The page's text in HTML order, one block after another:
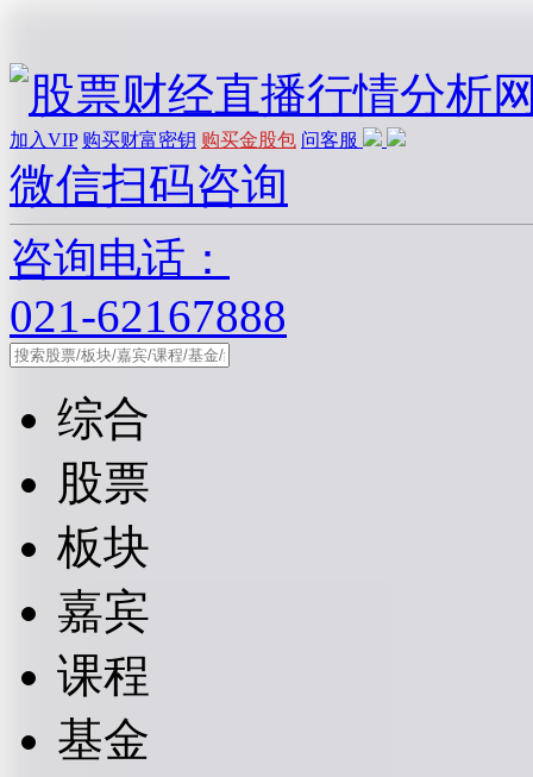
加入VIP 购买财富密钥 购买金股包 问客服
微信扫码咨询
咨询电话：
021-62167888
综合
股票
板块
嘉宾
课程
基金